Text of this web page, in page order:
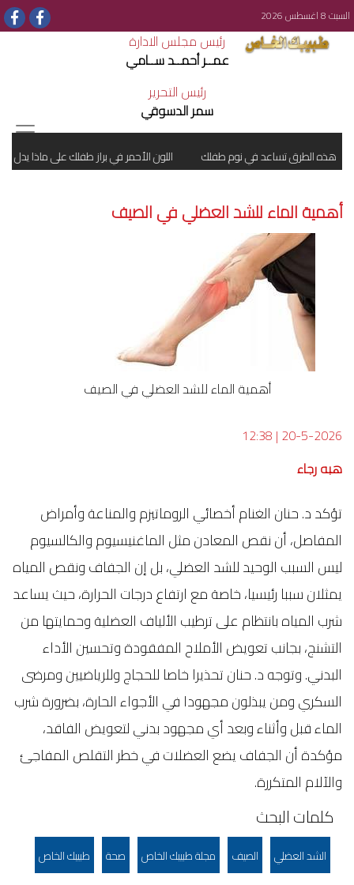
السبت 8 اغسطس 2026
رئيس مجلس الادارة
عمــر أحمــد ســامي
رئيس التحرير
سمر الدسوقي
هذه الطرق تساعد في نوم طفلك اللون الأحمر في براز طفلك على ماذا يدل ؟
أهمية الماء للشد العضلي في الصيف
أهمية الماء للشد العضلي في الصيف
20-5-2026
|
12:38
هبه رجاء
تؤكد د. حنان الغنام أخصائي الروماتيزم والمناعة وأمراض
المفاصل، أن نقص المعادن مثل الماغنيسيوم والكالسيوم
ليس السبب الوحيد للشد العضلي، بل إن الجفاف ونقص المياه
يمثلان سببا رئيسيا، خاصة مع ارتفاع درجات الحرارة، حيث يساعد
شرب المياه بانتظام على ترطيب الألياف العضلية وحمايتها من
التشنج، بجانب تعويض الأملاح المفقودة وتحسين الأداء
البدني. وتوجه د. حنان تحذيرا خاصا للحجاج وللرياضيين ومرضى
السكري ومن يبذلون مجهودا في الأجواء الحارة، بضرورة شرب
الماء قبل وأثناء وبعد أي مجهود بدني لتعويض الفاقد،
مؤكدة أن الجفاف يضع العضلات في خطر التقلص المفاجئ
والآلام المتكررة.
كلمات البحث
الشد العضلي الصيف مجلة طبيبك الخاص صحة طبيبك الخاص